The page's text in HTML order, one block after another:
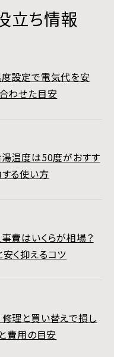
立ち情報
度設定で電気代を安
わせた目安
温度は50度がおすす
る使い方
費はいくらが相場？
く抑えるコツ
理と買い替えで損し
費用の目安